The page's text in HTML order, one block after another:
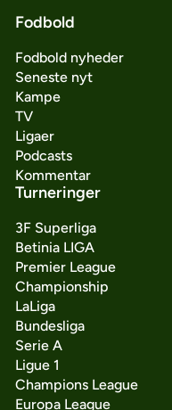
Fodbold
Fodbold nyheder
Seneste nyt
Kampe
TV
Ligaer
Podcasts
Kommentar
Turneringer
3F Superliga
Betinia LIGA
Premier League
Championship
LaLiga
Bundesliga
Serie A
Ligue 1
Champions League
Europa League